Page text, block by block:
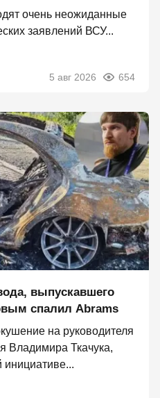
очень неожиданные
заявлений ВСУ...
5 авг 2026 654
выпускавшего
спалил Abrams
на руководителя
Владимира Ткачука,
инициативе...